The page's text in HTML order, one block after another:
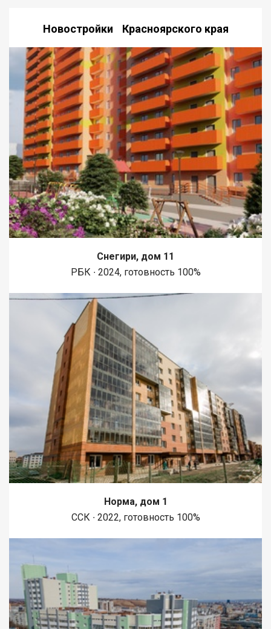
Новостройки Красноярского края
Снегири, дом 11
РБК ∙ 2024, готовность 100%
Норма, дом 1
ССК ∙ 2022, готовность 100%